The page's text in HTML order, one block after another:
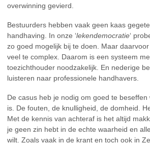
overwinning gevierd.
Bestuurders hebben vaak geen kaas
handhaving. In onze ‘lekendemocratie‘
zo goed mogelijk bij te doen. Maar
veel te complex. Daarom is een systeem
toezichthouder noodzakelijk. En nederige
luisteren naar professionele handhavers.
De casus heb je nodig om goed te
is. De fouten, de knulligheid, de domheid.
Met de kennis van achteraf is het altijd
je geen zin hebt in de echte waarheid en
wilt. Zoals vaak in de krant en toch ook in